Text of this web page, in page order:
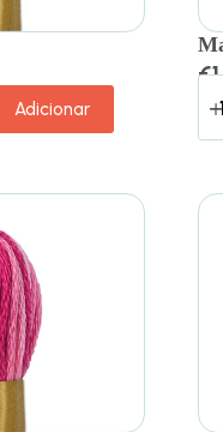
Adicionar
€